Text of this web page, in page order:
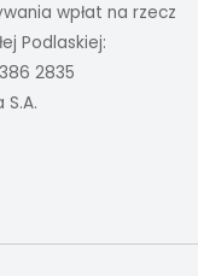
wpłat na rzecz
Podlaskiej:
2835